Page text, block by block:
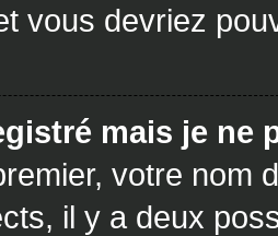
vous devriez
mais je ne
votre nom
il y a deux